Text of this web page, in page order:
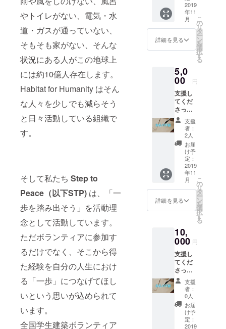
やトイレがない、電気・水
道・ガスが通っていない、
そもそも家がない、そんな
状況にある人がこの地球上
には約10億人存在します。
Habitat for Humanity はそん
な人々を少しでも減らそう
と日々活動している組織で
す。
そして私たち Step to
Peace（以下STP) は、「一
歩を踏み出そう」を活動理
念として活動しています。
ただボランティアに参加す
るだけでなく、そこから得
た経験を自分の人生におけ
る「一歩」につなげてほし
いという思いが込められて
います。
全国学生建築ボランティア
土産(カ
ンボジ
アピン
バッジ)
をリ
ターン
す。 ま
た、希
望者さ
れる方
には活
動報告
書(PDF)
メール
にてお
送り致
しま
す。
2019
年11
月
詳細を見る
こ
の
リ
タ
ー
ン
を
選
択
す
る
5,0
00 円
支援し
てくだ
さった
皆様に
はお礼
の手
紙、ポ
スト
カー
ド、カ
ンボジ
アのタ
イパン
ツをリ
ターン
す。 ま
た、希
望者さ
れる方
には活
動報告
書(PDF)
メール
にてお
送り致
しま
す。
支援
者：
2人
お届
け予
定：
2019
年11
月
詳細を見る
こ
の
リ
タ
ー
ン
を
選
択
す
る
10,
000 円
支援し
てくだ
さった
皆様に
はお礼
の手
紙、ポ
スト
カー
ド、活
支援
者：
0人
お届
け予
定：
2019